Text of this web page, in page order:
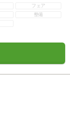
フェア
整備